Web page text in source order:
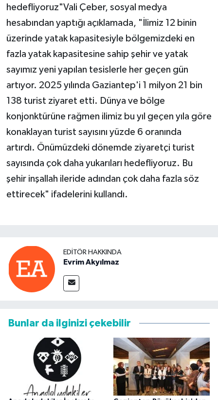
hedefliyoruz"Vali Çeber, sosyal medya
hesabından yaptığı açıklamada, "İlimiz 12 binin
üzerinde yatak kapasitesiyle bölgemizdeki en
fazla yatak kapasitesine sahip şehir ve yatak
sayımız yeni yapılan tesislerle her geçen gün
artıyor. 2025 yılında Gaziantep'i 1 milyon 21 bin
138 turist ziyaret etti. Dünya ve bölge
konjonktürüne rağmen ilimiz bu yıl geçen yıla göre
konaklayan turist sayısını yüzde 6 oranında
artırdı. Önümüzdeki dönemde ziyaretçi turist
sayısında çok daha yukarıları hedefliyoruz. Bu
şehir inşallah ileride adından çok daha fazla söz
ettirecek" ifadelerini kullandı.
EDITÖR HAKKINDA
Evrim Akyılmaz
Bunlar da ilginizi çekebilir